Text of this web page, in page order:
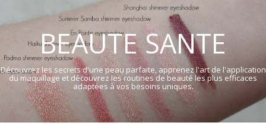
BEAUTE SANTE
Découvrez les secrets d'une peau parfaite, apprenez l'art de l'application
du maquillage et découvrez les routines de beauté les plus efficaces
adaptées à vos besoins uniques.